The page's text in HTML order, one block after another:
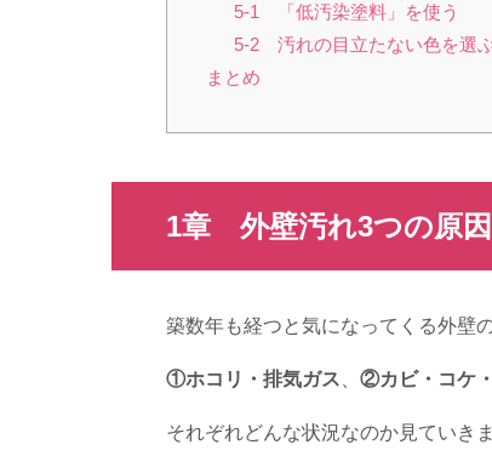
5-1 「低汚染塗料」を使う
5-2 汚れの目立たない色を選
まとめ
1章 外壁汚れ3つの原因
築数年も経つと気になってくる外壁
①ホコリ・排気ガス ②カビ・コケ
それぞれどんな状況なのか見ていき